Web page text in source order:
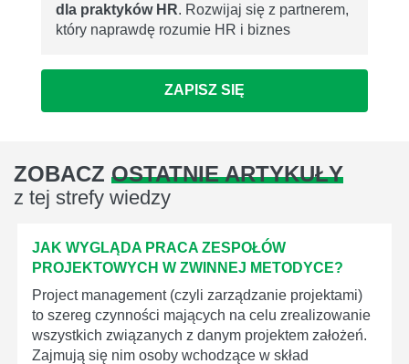
dla praktyków HR. Rozwijaj się z partnerem,
który naprawdę rozumie HR i biznes
ZAPISZ SIĘ
ZOBACZ OSTATNIE ARTYKUŁY
z tej strefy wiedzy
JAK WYGLĄDA PRACA ZESPOŁÓW
PROJEKTOWYCH W ZWINNEJ METODYCE?
Project management (czyli zarządzanie projektami)
to szereg czynności mających na celu zrealizowanie
wszystkich związanych z danym projektem założeń.
Zajmują się nim osoby wchodzące w skład